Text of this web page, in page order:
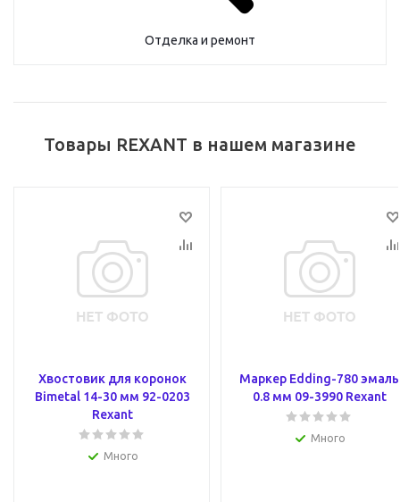
Отделка и ремонт
Товары REXANT в нашем магазине
Хвостовик для коронок
Bimetal 14-30 мм 92-0203
Rexant
Много
Маркер Edding-780 эмаль
0.8 мм 09-3990 Rexant
Много